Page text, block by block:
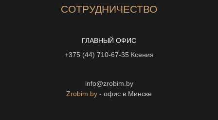
СОТРУДНИЧЕСТВО
ГЛАВНЫЙ ОФИС
+375 (44) 710-67-35 Ксения
info@zrobim.by
Zrobim.by - офис в Минске